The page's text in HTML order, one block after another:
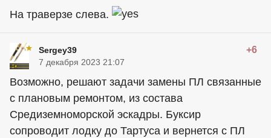
На траверзе слева.
Sergey39 +6
7 декабря 2023 21:07
Возможно, решают задачи замены ПЛ связанные
с плановым ремонтом, из состава
Средиземноморской эскадры. Буксир
сопроводит лодку до Тартуса и вернется с ПЛ